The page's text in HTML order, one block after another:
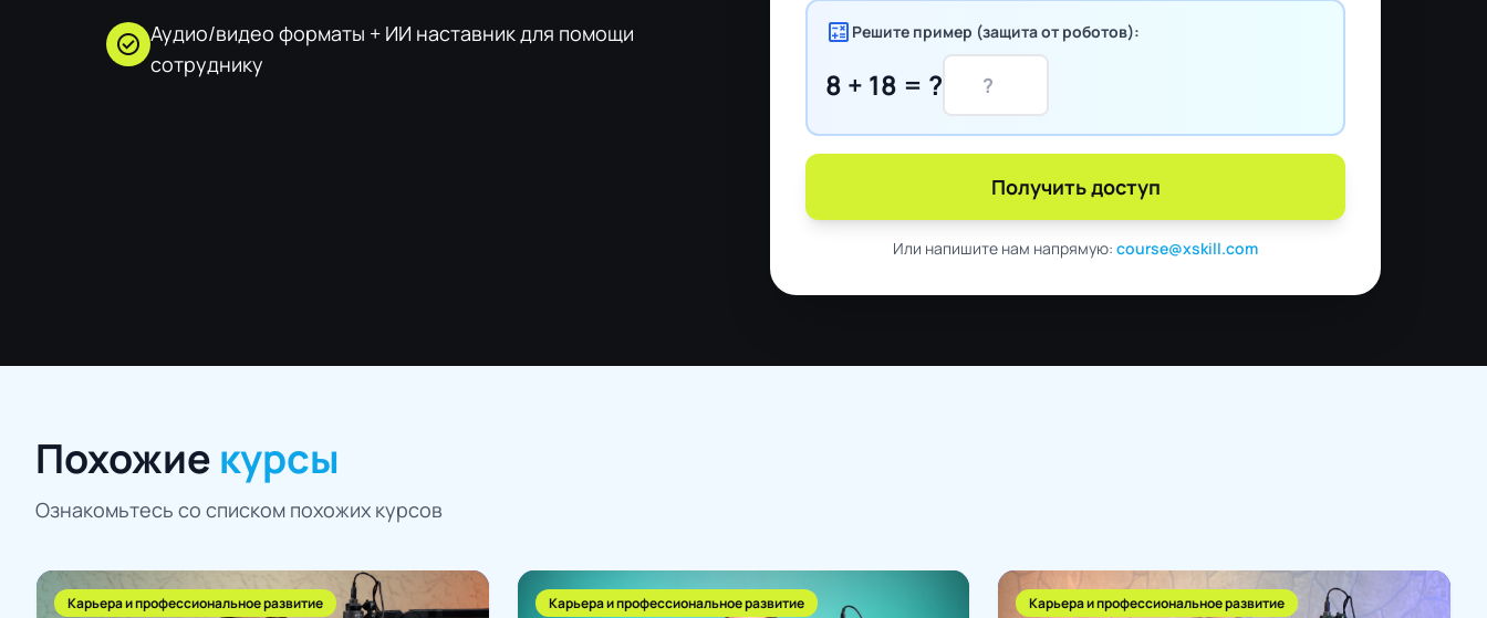
check_circle Аудио/видео форматы + ИИ наставник для помощи
сотруднику
calculate Решите пример (защита от роботов):
8 + 18 = ?
Получить доступ
Или напишите нам напрямую: course@xskill.com
Похожие курсы
Ознакомьтесь со списком похожих курсов
Карьера и профессиональное развитие Карьера и профессиональное развитие Карьера и профессиональное развитие